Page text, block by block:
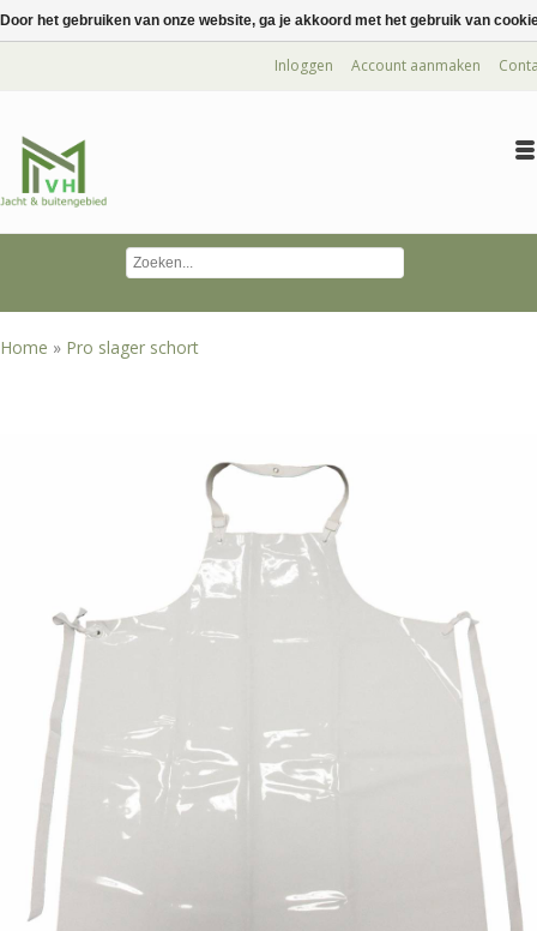
Inloggen Account aanmaken
Home » Pro slager schort
Door het gebruiken van onze website, ga je akkoord met het gebruik van